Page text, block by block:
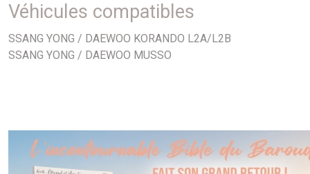
Rectangulaire - 289mm x 171mm x 50mm
Véhicules compatibles
SSANG YONG / DAEWOO KORANDO L2A/L2B
SSANG YONG / DAEWOO MUSSO